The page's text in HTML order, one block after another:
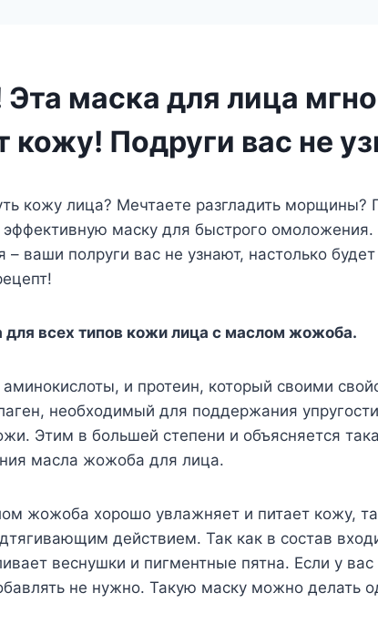
маска для лица
кожу! Подруги вас не
кожу лица? Мечтаете разгладить морщины?
маску для быстрого омоложения.
– ваши полруги вас не узнают, настолько
всех типов кожи лица с маслом жожоба.
и протеин, который своими
необходимый для поддержания
Этим в большей степени и объясняется
масла жожоба для лица.
жожоба хорошо увлажняет и питает кожу,
действием. Так как в состав
веснушки и пигментные пятна. Если у вас
не нужно. Такую маску можно делать